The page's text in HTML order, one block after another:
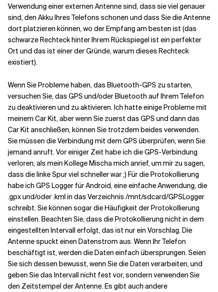
Verwendung einer externen Antenne sind, dass sie viel genauer
sind, den Akku Ihres Telefons schonen und dass Sie die Antenne
dort platzieren können, wo der Empfang am besten ist (das
schwarze Rechteck hinter Ihrem Rückspiegel ist ein perfekter
Ort und das ist einer der Gründe, warum dieses Rechteck
existiert).
Wenn Sie Probleme haben, das Bluetooth-GPS zu starten,
versuchen Sie, das GPS und/oder Bluetooth auf Ihrem Telefon
zu deaktivieren und zu aktivieren. Ich hatte einige Probleme mit
meinem Car Kit, aber wenn Sie zuerst das GPS und dann das
Car Kit anschließen, können Sie trotzdem beides verwenden.
Sie müssen die Verbindung mit dem GPS überprüfen, wenn Sie
jemand anruft. Vor einiger Zeit habe ich die GPS-Verbindung
verloren, als mein Kollege Mischa mich anrief, um mir zu sagen,
dass die linke Spur viel schneller war ;) Für die Protokollierung
habe ich GPS Logger für Android, eine einfache Anwendung, die
.gpx und/oder .kml in das Verzeichnis /mnt/sdcard/GPSLogger
schreibt. Sie können sogar die Häufigkeit der Protokollierung
einstellen. Beachten Sie, dass die Protokollierung nicht in dem
eingestellten Intervall erfolgt, das ist nur ein Vorschlag. Die
Antenne spuckt einen Datenstrom aus. Wenn Ihr Telefon
beschäftigt ist, werden die Daten einfach übersprungen. Seien
Sie sich dessen bewusst, wenn Sie die Daten verarbeiten, und
geben Sie das Intervall nicht fest vor, sondern verwenden Sie
den Zeitstempel der Antenne. Es gibt auch andere